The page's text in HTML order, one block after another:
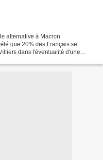
alternative à Macron
que 20% des Français se
dans l'éventualité d'une